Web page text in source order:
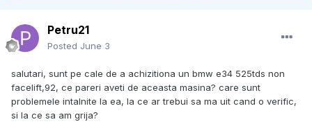
Petru21
Posted June 3
salutari, sunt pe cale de a achizitiona un bmw e34 525tds non
facelift,92, ce pareri aveti de aceasta masina? care sunt
problemele intalnite la ea, la ce ar trebui sa ma uit cand o verific,
si la ce sa am grija?